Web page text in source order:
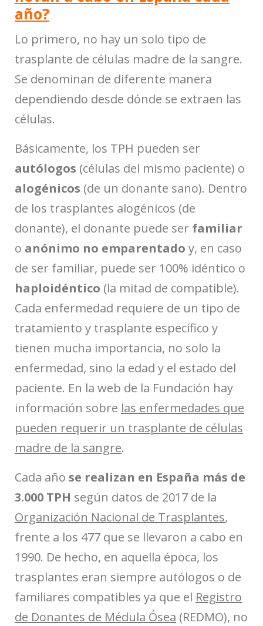
año?
Lo primero, no hay un solo tipo de
trasplante de células madre de la sangre.
Se denominan de diferente manera
dependiendo desde dónde se extraen las
células.
Básicamente, los TPH pueden ser
autólogos (células del mismo paciente) o
alogénicos (de un donante sano). Dentro
de los trasplantes alogénicos (de
donante), el donante puede ser familiar
o anónimo no emparentado y, en caso
de ser familiar, puede ser 100% idéntico o
haploidéntico (la mitad de compatible).
Cada enfermedad requiere de un tipo de
tratamiento y trasplante específico y
tienen mucha importancia, no solo la
enfermedad, sino la edad y el estado del
paciente. En la web de la Fundación hay
información sobre las enfermedades que
pueden requerir un trasplante de células
madre de la sangre.
Cada año se realizan en España más de
3.000 TPH según datos de 2017 de la
Organización Nacional de Trasplantes,
frente a los 477 que se llevaron a cabo en
1990. De hecho, en aquella época, los
trasplantes eran siempre autólogos o de
familiares compatibles ya que el Registro
de Donantes de Médula Ósea (REDMO), no